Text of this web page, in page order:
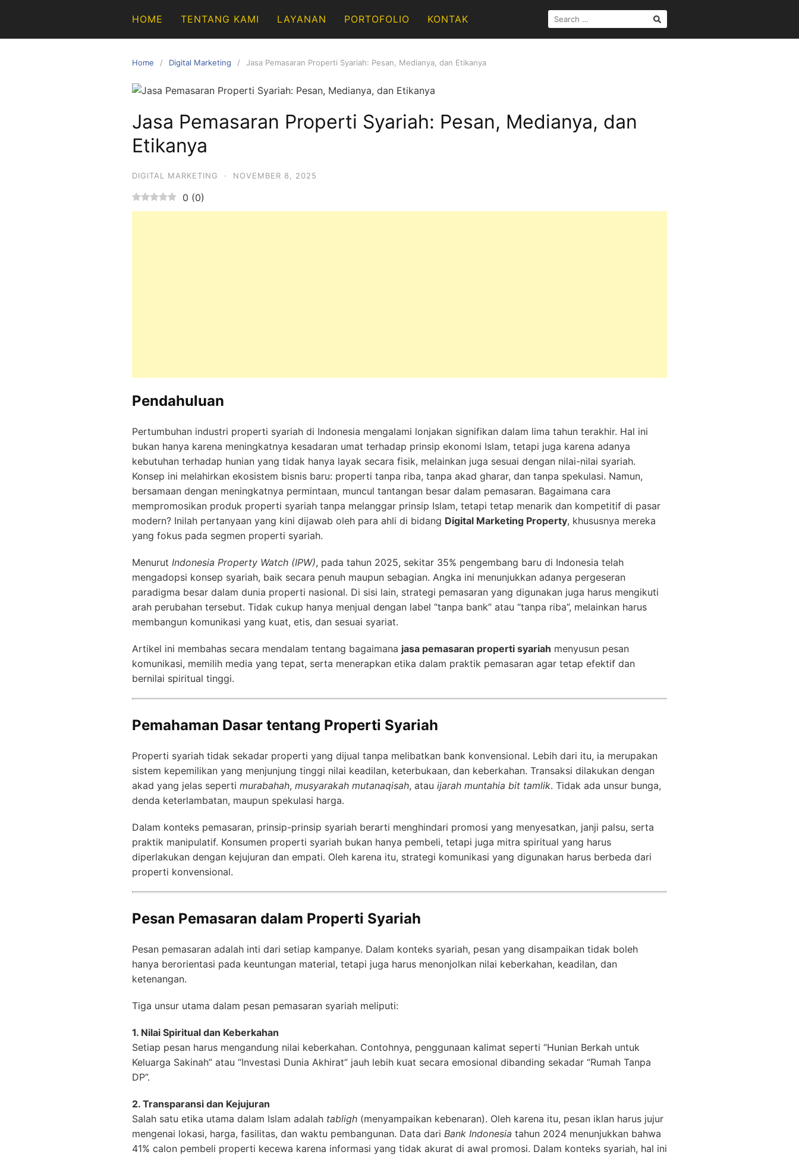
content
HOME TENTANG KAMI LAYANAN PORTOFOLIO KONTAK
SEARCH
FOR:
Home Digital Marketing Jasa Pemasaran Properti Syariah: Pesan, Medianya, dan Etikanya
Jasa Pemasaran Properti Syariah: Pesan, Medianya, dan
Etikanya
DIGITAL MARKETING · NOVEMBER 8, 2025
0 (0)
Pendahuluan
Pertumbuhan industri properti syariah di Indonesia mengalami lonjakan signifikan dalam lima tahun terakhir. Hal ini
bukan hanya karena meningkatnya kesadaran umat terhadap prinsip ekonomi Islam, tetapi juga karena adanya
kebutuhan terhadap hunian yang tidak hanya layak secara fisik, melainkan juga sesuai dengan nilai-nilai syariah.
Konsep ini melahirkan ekosistem bisnis baru: properti tanpa riba, tanpa akad gharar, dan tanpa spekulasi. Namun,
bersamaan dengan meningkatnya permintaan, muncul tantangan besar dalam pemasaran. Bagaimana cara
mempromosikan produk properti syariah tanpa melanggar prinsip Islam, tetapi tetap menarik dan kompetitif di pasar
modern? Inilah pertanyaan yang kini dijawab oleh para ahli di bidang Digital Marketing Property, khususnya mereka
yang fokus pada segmen properti syariah.
Menurut Indonesia Property Watch (IPW), pada tahun 2025, sekitar 35% pengembang baru di Indonesia telah
mengadopsi konsep syariah, baik secara penuh maupun sebagian. Angka ini menunjukkan adanya pergeseran
paradigma besar dalam dunia properti nasional. Di sisi lain, strategi pemasaran yang digunakan juga harus mengikuti
arah perubahan tersebut. Tidak cukup hanya menjual dengan label “tanpa bank” atau “tanpa riba”, melainkan harus
membangun komunikasi yang kuat, etis, dan sesuai syariat.
Artikel ini membahas secara mendalam tentang bagaimana jasa pemasaran properti syariah menyusun pesan
komunikasi, memilih media yang tepat, serta menerapkan etika dalam praktik pemasaran agar tetap efektif dan
bernilai spiritual tinggi.
Pemahaman Dasar tentang Properti Syariah
Properti syariah tidak sekadar properti yang dijual tanpa melibatkan bank konvensional. Lebih dari itu, ia merupakan
sistem kepemilikan yang menjunjung tinggi nilai keadilan, keterbukaan, dan keberkahan. Transaksi dilakukan dengan
akad yang jelas seperti murabahah, musyarakah mutanaqisah, atau ijarah muntahia bit tamlik. Tidak ada unsur bunga,
denda keterlambatan, maupun spekulasi harga.
Dalam konteks pemasaran, prinsip-prinsip syariah berarti menghindari promosi yang menyesatkan, janji palsu, serta
praktik manipulatif. Konsumen properti syariah bukan hanya pembeli, tetapi juga mitra spiritual yang harus
diperlakukan dengan kejujuran dan empati. Oleh karena itu, strategi komunikasi yang digunakan harus berbeda dari
properti konvensional.
Pesan Pemasaran dalam Properti Syariah
Pesan pemasaran adalah inti dari setiap kampanye. Dalam konteks syariah, pesan yang disampaikan tidak boleh
hanya berorientasi pada keuntungan material, tetapi juga harus menonjolkan nilai keberkahan, keadilan, dan
ketenangan.
Tiga unsur utama dalam pesan pemasaran syariah meliputi:
1. Nilai Spiritual dan Keberkahan
Setiap pesan harus mengandung nilai keberkahan. Contohnya, penggunaan kalimat seperti “Hunian Berkah untuk
Keluarga Sakinah” atau “Investasi Dunia Akhirat” jauh lebih kuat secara emosional dibanding sekadar “Rumah Tanpa
DP”.
2. Transparansi dan Kejujuran
Salah satu etika utama dalam Islam adalah tabligh (menyampaikan kebenaran). Oleh karena itu, pesan iklan harus jujur
mengenai lokasi, harga, fasilitas, dan waktu pembangunan. Data dari Bank Indonesia tahun 2024 menunjukkan bahwa
41% calon pembeli properti kecewa karena informasi yang tidak akurat di awal promosi. Dalam konteks syariah, hal ini